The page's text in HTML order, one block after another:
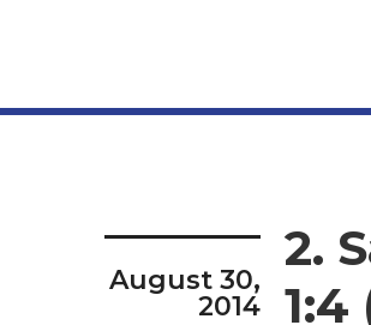
August 30,
2014
2.
1:4